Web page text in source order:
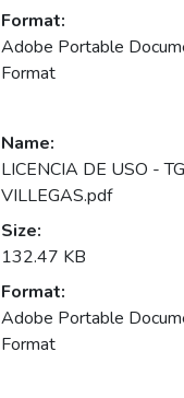
Format:
Adobe Portable
Format
Name:
LICENCIA DE USO -
VILLEGAS.pdf
Size:
132.47 KB
Format:
Adobe Portable
Format